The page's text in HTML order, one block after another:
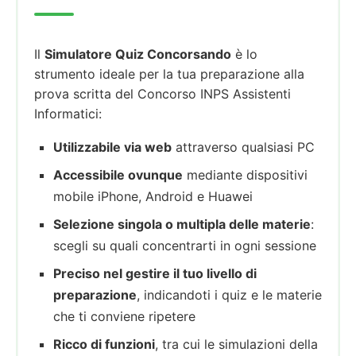
Il Simulatore Quiz Concorsando è lo
strumento ideale per la tua preparazione alla
prova scritta del Concorso INPS Assistenti
Informatici:
Utilizzabile via web attraverso qualsiasi PC
Accessibile ovunque mediante dispositivi
mobile iPhone, Android e Huawei
Selezione singola o multipla delle materie:
scegli su quali concentrarti in ogni sessione
Preciso nel gestire il tuo livello di
preparazione, indicandoti i quiz e le materie
che ti conviene ripetere
Ricco di funzioni, tra cui le simulazioni della